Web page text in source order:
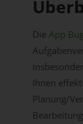
Die App
Ihnen
Planung/